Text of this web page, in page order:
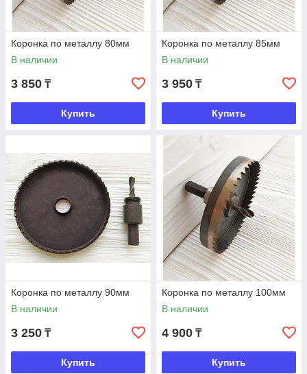
Коронка по металлу 80мм
В наличии
3 850 ₸
Купить
Коронка по металлу 85мм
В наличии
3 950 ₸
Купить
Коронка по металлу 90мм
В наличии
3 250 ₸
Купить
Коронка по металлу 100мм
В наличии
4 900 ₸
Купить